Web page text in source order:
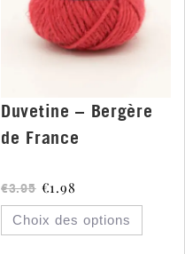
Duvetine – Bergère
de France
€3.95 €1.98
Choix des options